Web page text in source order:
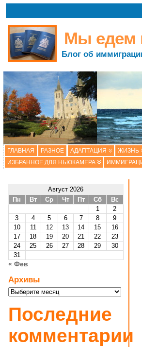
Мы едем
Блог об
ГЛАВНАЯ РАЗНОЕ АДАПТАЦИЯ ЖИЗНЬ
ИЗБРАННОЕ ДЛЯ НЬЮКАМЕРА
Август 2026
Пн
Вт Ср Чт Пт Сб
Вс
1
2
3
4 5 6 7 8
9
10
11 12 13 14 15
16
17
18 19 20 21 22
23
24
25 26 27 28 29
30
31
« Фев
Архивы
Архивы
Последние
комментарии